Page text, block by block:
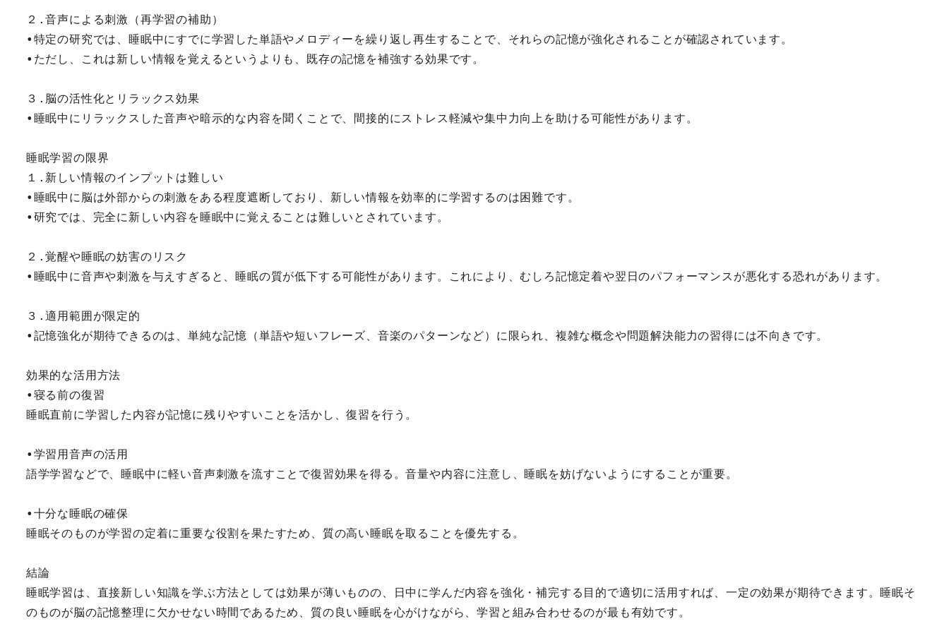
２.音声による刺激（再学習の補助）
•特定の研究では、睡眠中にすでに学習した単語やメロディーを繰り返し再生することで、それらの記憶が強化されることが確認されています。
•ただし、これは新しい情報を覚えるというよりも、既存の記憶を補強する効果です。
３.脳の活性化とリラックス効果
•睡眠中にリラックスした音声や暗示的な内容を聞くことで、間接的にストレス軽減や集中力向上を助ける可能性があります。
睡眠学習の限界
１.新しい情報のインプットは難しい
•睡眠中に脳は外部からの刺激をある程度遮断しており、新しい情報を効率的に学習するのは困難です。
•研究では、完全に新しい内容を睡眠中に覚えることは難しいとされています。
２.覚醒や睡眠の妨害のリスク
•睡眠中に音声や刺激を与えすぎると、睡眠の質が低下する可能性があります。これにより、むしろ記憶定着や翌日のパフォーマンスが悪化する恐れがあります。
３.適用範囲が限定的
•記憶強化が期待できるのは、単純な記憶（単語や短いフレーズ、音楽のパターンなど）に限られ、複雑な概念や問題解決能力の習得には不向きです。
効果的な活用方法
•寝る前の復習
睡眠直前に学習した内容が記憶に残りやすいことを活かし、復習を行う。
•学習用音声の活用
語学学習などで、睡眠中に軽い音声刺激を流すことで復習効果を得る。音量や内容に注意し、睡眠を妨げないようにすることが重要。
•十分な睡眠の確保
睡眠そのものが学習の定着に重要な役割を果たすため、質の高い睡眠を取ることを優先する。
結論
睡眠学習は、直接新しい知識を学ぶ方法としては効果が薄いものの、日中に学んだ内容を強化・補完する目的で適切に活用すれば、一定の効果が期待できます。睡眠そ
のものが脳の記憶整理に欠かせない時間であるため、質の良い睡眠を心がけながら、学習と組み合わせるのが最も有効です。